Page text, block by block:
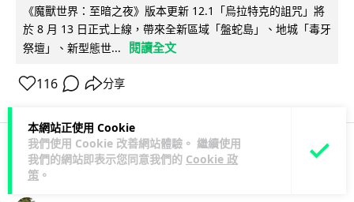
本網站正使用 Cookie
我們使用 Cookie 改善網站體驗。 繼續使用
我們的網站即表示您同意我們的 Cookie 政
策 。
《魔獸世界：至暗之夜》版本更新 12.1「烏拉特克的詛咒」將
於 8 月 13 日正式上線，帶來全新區域「盤蛇島」、地城「毒牙
祭壇」、新型態世...
閱讀全文
116 分享
科技娛樂 遊戲情報